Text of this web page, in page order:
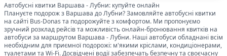
Автобусні квитки Варшава -Лубни: купуйте онлайн
Плануєте подорож з Варшава доЛубни? Замовляйте автобусні квитки
на сайті Bus-Donas та подорожуйте з комфортом. Ми пропонуємо
зручний розклад рейсів та можливість онлайн-бронювання квитків на
автобуси за маршрутом Варшава -Лубни. Наші автобуси обладнані всім
необхідним для приємної подорожі: м'якими кріслами, кондиціонерами,
туалетами та Wi-Fi. Досвідчені водії забезпечать безпечну та своєчасну